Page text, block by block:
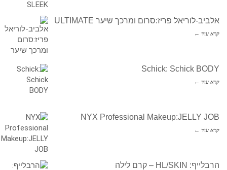
אלביב-לוריאל פריז:סרום ומרכך שיער ULTIMATE
קרא עוד ←
Schick: Schick BODY
קרא עוד ←
NYX Professional Makeup:JELLY JOB
קרא עוד ←
הרבלייף: HL/SKIN – קרם לילה